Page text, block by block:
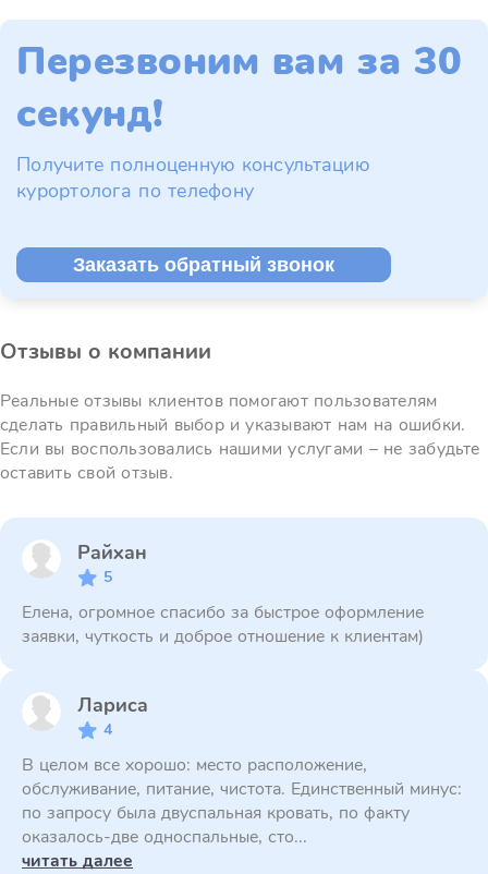
Перезвоним вам за 30
секунд!
Получите полноценную консультацию
курортолога по телефону
Заказать обратный звонок
Отзывы о компании
Реальные отзывы клиентов помогают пользователям
сделать правильный выбор и указывают нам на ошибки.
Если вы воспользовались нашими услугами – не забудьте
оставить свой отзыв.
Райхан
5
Елена, огромное спасибо за быстрое оформление
заявки, чуткость и доброе отношение к клиентам)
Лариса
4
В целом все хорошо: место расположение,
обслуживание, питание, чистота. Единственный минус:
по запросу была двуспальная кровать, по факту
оказалось-две односпальные, сто...
читать далее